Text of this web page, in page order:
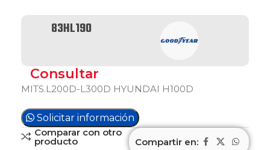
83HL190
Consultar
MITS.L200D-L300D HYUNDAI H100D
Solicitar información
Comparar con otro
producto Compartir en: